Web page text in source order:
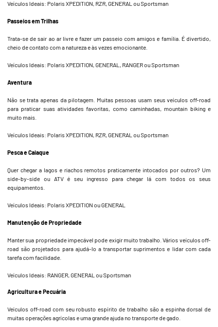
Veículos Ideais: Polaris XPEDITION, RZR, GENERAL ou Sportsman
Passeios em Trilhas
Trata-se de sair ao ar livre e fazer um passeio com amigos e família. É divertido,
cheio de contato com a natureza e às vezes emocionante.
Veículos Ideais: Polaris XPEDITION, GENERAL, RANGER ou Sportsman
Aventura
Não se trata apenas da pilotagem. Muitas pessoas usam seus veículos off-road
para praticar suas atividades favoritas, como caminhadas, mountain biking e
muito mais.
Veículos Ideais: Polaris XPEDITION, RZR, GENERAL ou Sportsman
Pesca e Caiaque
Quer chegar a lagos e riachos remotos praticamente intocados por outros? Um
side-by-side ou ATV é seu ingresso para chegar lá com todos os seus
equipamentos.
Veículos Ideais: Polaris XPEDITION ou GENERAL
Manutenção de Propriedade
Manter sua propriedade impecável pode exigir muito trabalho. Vários veículos off-
road são projetados para ajudá-lo a transportar suprimentos e lidar com cada
tarefa com facilidade.
Veículos Ideais: RANGER, GENERAL ou Sportsman
Agricultura e Pecuária
Veículos off-road com seu robusto espírito de trabalho são a espinha dorsal de
muitas operações agrícolas e uma grande ajuda no transporte de gado.